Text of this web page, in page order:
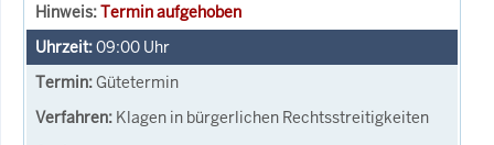
Termin aufgehoben
09:00 Uhr
Gütetermin
Klagen in bürgerlichen Rechtsstreitigkeiten